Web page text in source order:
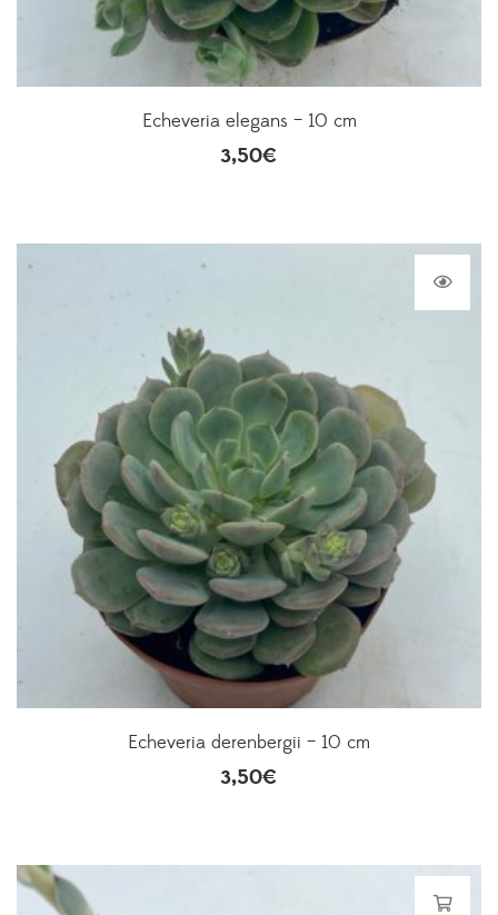
Echeveria elegans – 10 cm
3,50€
Echeveria derenbergii – 10 cm
3,50€